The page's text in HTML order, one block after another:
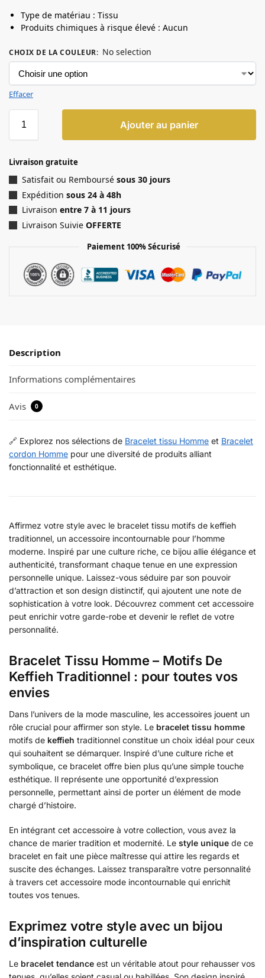
Type de matériau : Tissu
Produits chimiques à risque élevé : Aucun
CHOIX DE LA COULEUR: No selection
Effacer
Ajouter au panier
Livraison gratuite
Satisfait ou Remboursé sous 30 jours
Expédition sous 24 à 48h
Livraison entre 7 à 11 jours
Livraison Suivie OFFERTE
Paiement 100% Sécurisé
Description
Informations complémentaires
Avis 0
🔗 Explorez nos sélections de Bracelet tissu Homme et Bracelet
cordon Homme pour une diversité de produits alliant
fonctionnalité et esthétique.
Affirmez votre style avec le bracelet tissu motifs de keffieh
traditionnel, un accessoire incontournable pour l’homme
moderne. Inspiré par une culture riche, ce bijou allie élégance et
authenticité, transformant chaque tenue en une expression
personnelle unique. Laissez-vous séduire par son pouvoir
d’attraction et son design distinctif, qui ajoutent une note de
sophistication à votre look. Découvrez comment cet accessoire
peut enrichir votre garde-robe et devenir le reflet de votre
personnalité.
Bracelet Tissu Homme – Motifs De
Keffieh Traditionnel : pour toutes vos
envies
Dans l’univers de la mode masculine, les accessoires jouent un
rôle crucial pour affirmer son style. Le bracelet tissu homme
motifs de keffieh traditionnel constitue un choix idéal pour ceux
qui souhaitent se démarquer. Inspiré d’une culture riche et
symbolique, ce bracelet offre bien plus qu’une simple touche
esthétique. Il représente une opportunité d’expression
personnelle, permettant ainsi de porter un élément de mode
chargé d’histoire.
En intégrant cet accessoire à votre collection, vous avez la
chance de marier tradition et modernité. Le style unique de ce
bracelet en fait une pièce maîtresse qui attire les regards et
suscite des échanges. Laissez transparaître votre personnalité
à travers cet accessoire mode incontournable qui enrichit
toutes vos tenues.
Exprimez votre style avec un bijou
d’inspiration culturelle
Le bracelet tendance est un véritable atout pour rehausser vos